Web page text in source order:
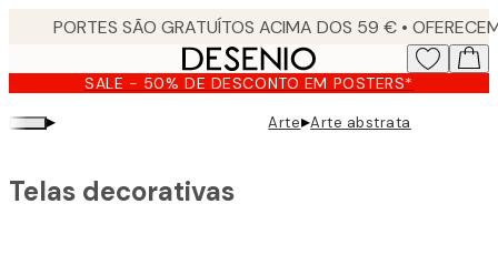
content. SALE - 50% DE DESCONTO EM POSTERS*
▸ Arte▸Arte abstrata
Telas decorativas